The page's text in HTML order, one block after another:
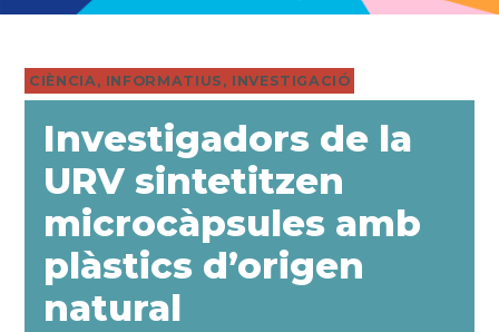
PUBLICADO
EN
CIÈNCIA, INFORMATIUS , INVESTIGACIÓ
Investigadors de la
URV sintetitzen
microcàpsules amb
plàstics d’origen
natural